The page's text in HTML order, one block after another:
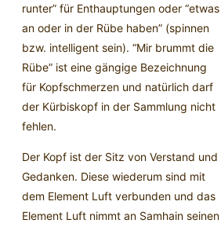
runter” für Enthauptungen oder “etwas
an oder in der Rübe haben” (spinnen
bzw. intelligent sein). “Mir brummt die
Rübe” ist eine gängige Bezeichnung
für Kopfschmerzen und natürlich darf
der Kürbiskopf in der Sammlung nicht
fehlen.
Der Kopf ist der Sitz von Verstand und
Gedanken. Diese wiederum sind mit
dem Element Luft verbunden und das
Element Luft nimmt an Samhain seinen